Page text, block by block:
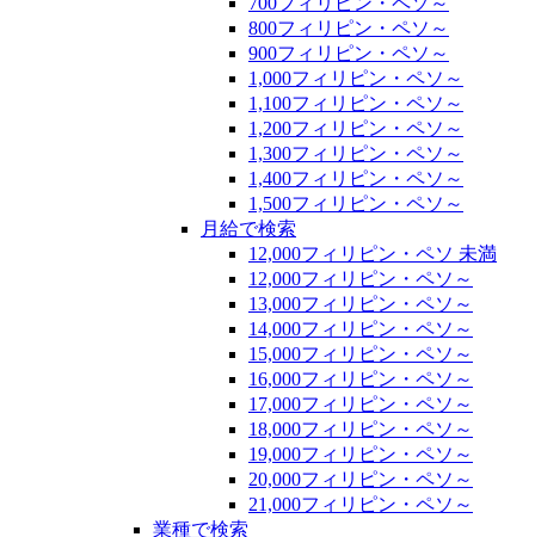
800フィリピン・ペソ～
900フィリピン・ペソ～
1,000フィリピン・ペソ～
1,100フィリピン・ペソ～
1,200フィリピン・ペソ～
1,300フィリピン・ペソ～
1,400フィリピン・ペソ～
1,500フィリピン・ペソ～
月給で検索
12,000フィリピン・ペソ 未満
12,000フィリピン・ペソ～
13,000フィリピン・ペソ～
14,000フィリピン・ペソ～
15,000フィリピン・ペソ～
16,000フィリピン・ペソ～
17,000フィリピン・ペソ～
18,000フィリピン・ペソ～
19,000フィリピン・ペソ～
20,000フィリピン・ペソ～
21,000フィリピン・ペソ～
業種で検索